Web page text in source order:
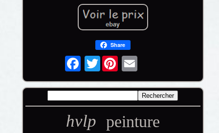
Share
Twitter
hvlp peinture